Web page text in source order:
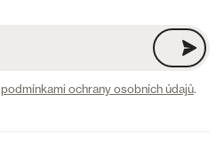
podmínkami ochrany osobních údajů.